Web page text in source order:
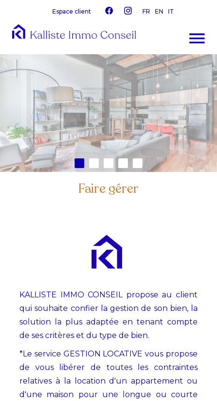
Espace client FR EN IT
Faire gérer
KALLISTE IMMO CONSEIL propose au client
qui souhaite confier la gestion de son bien, la
solution la plus adaptée en tenant compte
de ses critères et du type de bien.
*Le service GESTION LOCATIVE vous propose
de vous libérer de toutes les contraintes
relatives à la location d'un appartement ou
d'une maison pour une longue ou courte